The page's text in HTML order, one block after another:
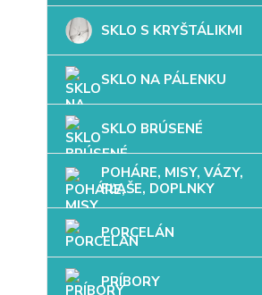
SKLO S KRYŠTÁLIKMI
SKLO NA PÁLENKU
SKLO BRÚSENÉ
POHÁRE, MISY, VÁZY,
FĽAŠE, DOPLNKY
PORCELÁN
PRÍBORY